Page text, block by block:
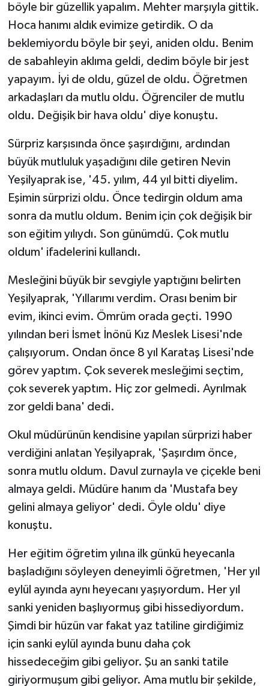
böyle bir güzellik yapalım. Mehter marşıyla gittik.
Hoca hanımı aldık evimize getirdik. O da
beklemiyordu böyle bir şeyi, aniden oldu. Benim
de sabahleyin aklıma geldi, dedim böyle bir jest
yapayım. İyi de oldu, güzel de oldu. Öğretmen
arkadaşları da mutlu oldu. Öğrenciler de mutlu
oldu. Değişik bir hava oldu' diye konuştu.
Sürpriz karşısında önce şaşırdığını, ardından
büyük mutluluk yaşadığını dile getiren Nevin
Yeşilyaprak ise, '45. yılım, 44 yıl bitti diyelim.
Eşimin sürprizi oldu. Önce tedirgin oldum ama
sonra da mutlu oldum. Benim için çok değişik bir
son eğitim yılıydı. Son günümdü. Çok mutlu
oldum' ifadelerini kullandı.
Mesleğini büyük bir sevgiyle yaptığını belirten
Yeşilyaprak, 'Yıllarımı verdim. Orası benim bir
evim, ikinci evim. Ömrüm orada geçti. 1990
yılından beri İsmet İnönü Kız Meslek Lisesi'nde
çalışıyorum. Ondan önce 8 yıl Karataş Lisesi'nde
görev yaptım. Çok severek mesleğimi seçtim,
çok severek yaptım. Hiç zor gelmedi. Ayrılmak
zor geldi bana' dedi.
Okul müdürünün kendisine yapılan sürprizi haber
verdiğini anlatan Yeşilyaprak, 'Şaşırdım önce,
sonra mutlu oldum. Davul zurnayla ve çiçekle beni
almaya geldi. Müdüre hanım da 'Mustafa bey
gelini almaya geliyor' dedi. Öyle oldu' diye
konuştu.
Her eğitim öğretim yılına ilk günkü heyecanla
başladığını söyleyen deneyimli öğretmen, 'Her yıl
eylül ayında aynı heyecanı yaşıyordum. Her yıl
sanki yeniden başlıyormuş gibi hissediyordum.
Şimdi bir hüzün var fakat yaz tatiline girdiğimiz
için sanki eylül ayında bunu daha çok
hissedeceğim gibi geliyor. Şu an sanki tatile
giriyormuşum gibi geliyor. Ama mutlu bir şekilde,